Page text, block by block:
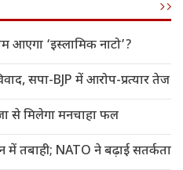
आएगा ‘इस्लामिक नाटो’?
सपा-BJP में आरोप-प्रत्यार तेज
से मिलेगा मनचाहा फल
तबाही; NATO ने बढ़ाई सतर्कता